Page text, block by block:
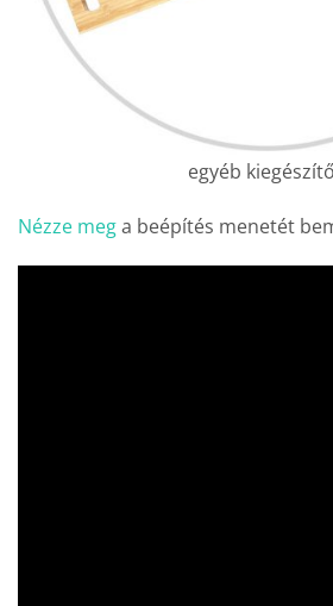
egyéb
Nézze mega beépítés menetét